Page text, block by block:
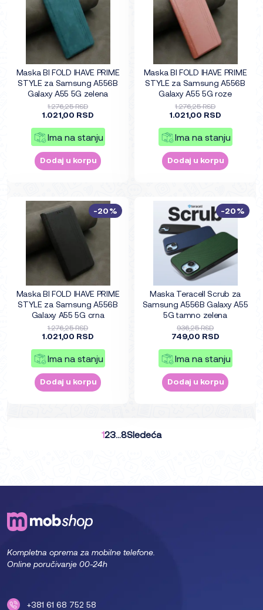
Maska BI FOLD IHAVE PRIME
STYLE za Samsung A556B
Galaxy A55 5G zelena
1.276,25 RSD
1.021,00 RSD
Ima na stanju
Dodaj u korpu
Maska BI FOLD IHAVE PRIME
STYLE za Samsung A556B
Galaxy A55 5G roze
1.276,25 RSD
1.021,00 RSD
Ima na stanju
Dodaj u korpu
Maska BI FOLD IHAVE PRIME
STYLE za Samsung A556B
Galaxy A55 5G crna
1.276,25 RSD
1.021,00 RSD
Ima na stanju
Dodaj u korpu
-20%
Maska Teracell Scrub za
Samsung A556B Galaxy A55
5G tamno zelena
936,25 RSD
749,00 RSD
Ima na stanju
Dodaj u korpu
-20%
123…8Sledeća
Kompletna oprema za mobilne telefone.
Online poručivanje 00-24h
+381 61 68 752 58